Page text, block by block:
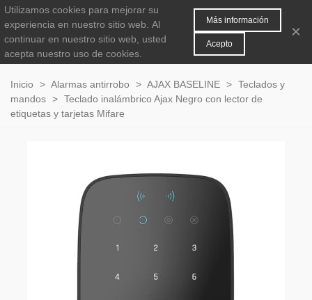
0
Inicio > Alarmas antirrobo > AJAX BASELINE > Teclados y
mandos > Teclado inalámbrico Ajax Negro con lector de
etiquetas y tarjetas Mifare
Utilizamos cookies para mejorar su
experiencia en nuestro sitio web. Al
continuar en nuestro sitio web, usted
acepta nuestro uso de cookies.
Más información
Acepto
×